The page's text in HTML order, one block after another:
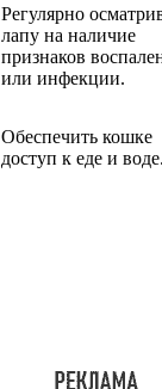
Регулярно
лапу на наличие
признаков
или инфекции.
Обеспечить кошке
доступ к еде и воде.